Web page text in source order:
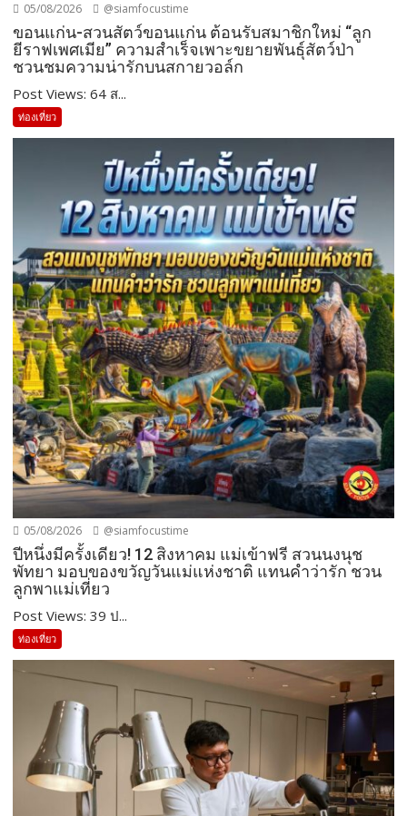
05/08/2026 @siamfocustime
ขอนแก่น-สวนสัตว์ขอนแก่น ต้อนรับสมาชิกใหม่ “ลูก
ยีราฟเพศเมีย” ความสำเร็จเพาะขยายพันธุ์สัตว์ป่า
ชวนชมความน่ารักบนสกายวอล์ก
Post Views: 64 ส...
ท่องเที่ยว
05/08/2026 @siamfocustime
ปีหนึ่งมีครั้งเดียว! 12 สิงหาคม แม่เข้าฟรี สวนนงนุช
พัทยา มอบของขวัญวันแม่แห่งชาติ แทนคำว่ารัก ชวน
ลูกพาแม่เที่ยว
Post Views: 39 ป...
ท่องเที่ยว